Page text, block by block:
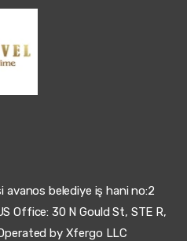
belediye iş hani no:2
Office: 30 N Gould St, STE R,
by Xfergo LLC